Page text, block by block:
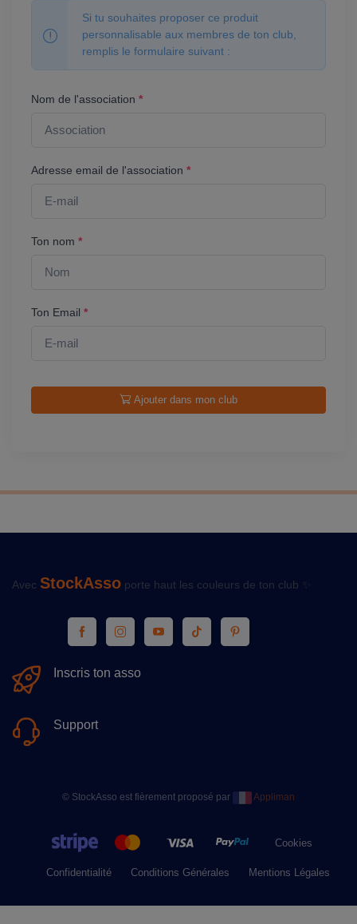
Si tu souhaites proposer ce produit
personnalisable aux membres de ton club,
remplis le formulaire suivant :
Nom de l'association *
Adresse email de l'association *
Ton nom *
Ton Email *
Ajouter dans mon club
Avec StockAsso porte haut les couleurs de ton club ✨
Inscris ton asso
Support
© StockAsso est fièrement proposé par Appliman
Cookies
Confidentialité Conditions Générales Mentions Légales